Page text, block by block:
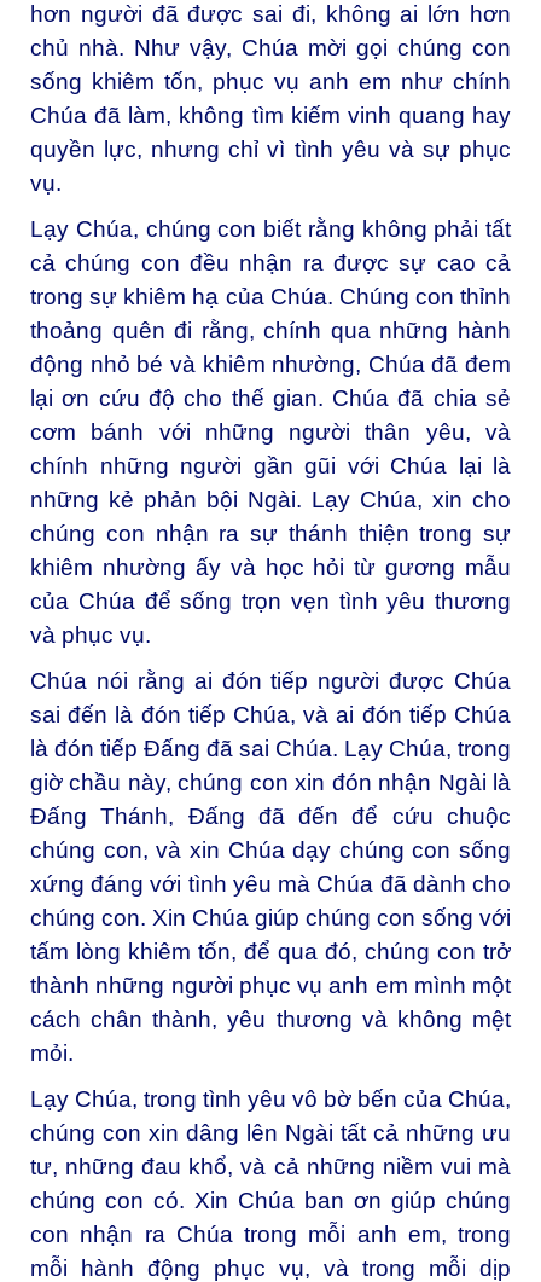
hơn người đã được sai đi, không ai lớn hơn
chủ nhà. Như vậy, Chúa mời gọi chúng con
sống khiêm tốn, phục vụ anh em như chính
Chúa đã làm, không tìm kiếm vinh quang hay
quyền lực, nhưng chỉ vì tình yêu và sự phục
vụ.
Lạy Chúa, chúng con biết rằng không phải tất
cả chúng con đều nhận ra được sự cao cả
trong sự khiêm hạ của Chúa. Chúng con thỉnh
thoảng quên đi rằng, chính qua những hành
động nhỏ bé và khiêm nhường, Chúa đã đem
lại ơn cứu độ cho thế gian. Chúa đã chia sẻ
cơm bánh với những người thân yêu, và
chính những người gần gũi với Chúa lại là
những kẻ phản bội Ngài. Lạy Chúa, xin cho
chúng con nhận ra sự thánh thiện trong sự
khiêm nhường ấy và học hỏi từ gương mẫu
của Chúa để sống trọn vẹn tình yêu thương
và phục vụ.
Chúa nói rằng ai đón tiếp người được Chúa
sai đến là đón tiếp Chúa, và ai đón tiếp Chúa
là đón tiếp Đấng đã sai Chúa. Lạy Chúa, trong
giờ chầu này, chúng con xin đón nhận Ngài là
Đấng Thánh, Đấng đã đến để cứu chuộc
chúng con, và xin Chúa dạy chúng con sống
xứng đáng với tình yêu mà Chúa đã dành cho
chúng con. Xin Chúa giúp chúng con sống với
tấm lòng khiêm tốn, để qua đó, chúng con trở
thành những người phục vụ anh em mình một
cách chân thành, yêu thương và không mệt
mỏi.
Lạy Chúa, trong tình yêu vô bờ bến của Chúa,
chúng con xin dâng lên Ngài tất cả những ưu
tư, những đau khổ, và cả những niềm vui mà
chúng con có. Xin Chúa ban ơn giúp chúng
con nhận ra Chúa trong mỗi anh em, trong
mỗi hành động phục vụ, và trong mỗi dịp